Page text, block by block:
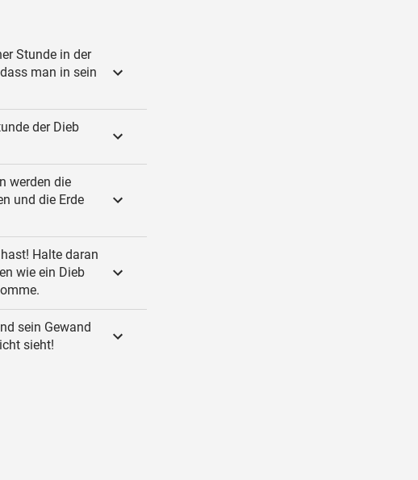
Stunde in der
man in sein
der Dieb
werden die
und die Erde
Halte daran
wie ein Dieb
sein Gewand
sieht!